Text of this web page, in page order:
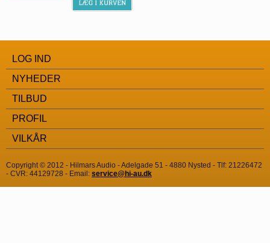
LOG IND
NYHEDER
TILBUD
PROFIL
VILKÅR
Copyright © 2012 - Hilmars Audio - Adelgade 51 - 4880 Nysted - Tlf: 21226472
- CVR: 44129728 - Email: service@hi-au.dk